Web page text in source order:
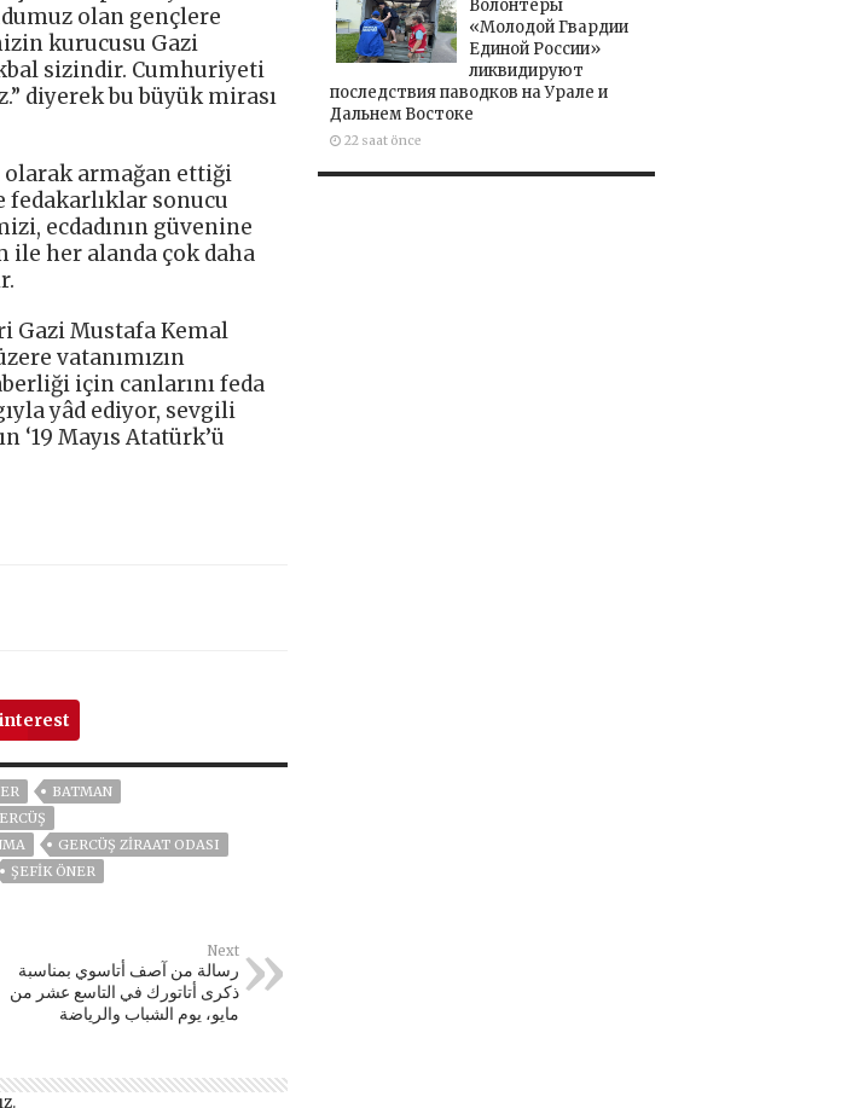
olan gençlere
kurucusu Gazi
sizindir. Cumhuriyeti
diyerek bu büyük mirası
olarak armağan ettiği
fedakarlıklar sonucu
ecdadının güvenine
ile her alanda çok daha
Gazi Mustafa Kemal
vatanımızın
için canlarını feda
yâd ediyor, sevgili
‘19 Mayıs Atatürk’ü
BATMAN
GERCÜŞ ZIRAAT ODASI
ŞEFİK ÖNER
Next
رسالة من آصف أتاسوي بمناسبة
ذكرى أتاتورك في التاسع عشر من
مايو، يوم الشباب والرياضة
.
Волонтёры
«Молодой Гвардии
Единой России»
ликвидируют
последствия паводков на Урале и
Дальнем Востоке
22 saat önce